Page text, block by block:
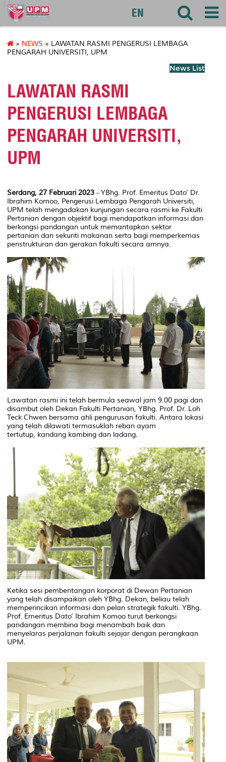
127
EN
» NEWS » LAWATAN RASMI PENGERUSI LEMBAGA
PENGARAH UNIVERSITI, UPM
News List
LAWATAN RASMI
PENGERUSI LEMBAGA
PENGARAH UNIVERSITI,
UPM
Serdang, 27 Februari 2023 - YBhg. Prof. Emeritus Dato’ Dr.
Ibrahim Komoo, Pengerusi Lembaga Pengarah Universiti,
UPM telah mengadakan kunjungan secara rasmi ke Fakulti
Pertanian dengan objektif bagi mendapatkan informasi dan
berkongsi pandangan untuk memantapkan sektor
pertanian dan sekuriti makanan serta bagi memperkemas
penstrukturan dan gerakan fakulti secara amnya.
Lawatan rasmi ini telah bermula seawal jam 9.00 pagi dan
disambut oleh Dekan Fakulti Pertanian, YBhg. Prof. Dr. Loh
Teck Chwen bersama ahli pengurusan fakulti. Antara lokasi
yang telah dilawati termasuklah reban ayam
tertutup, kandang kambing dan ladang.
Ketika sesi pembentangan korporat di Dewan Pertanian
yang telah disampaikan oleh YBhg. Dekan, beliau telah
memperincikan informasi dan pelan strategik fakulti. YBhg.
Prof. Emeritus Dato’ Ibrahim Komoo turut berkongsi
pandangan membina bagi menambah baik dan
menyelaras perjalanan fakulti sejajar dengan perangkaan
UPM.